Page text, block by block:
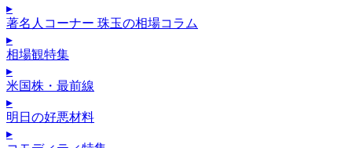
▸
著名人コーナー 珠玉の相場コラム
▸
相場観特集
▸
米国株・最前線
▸
明日の好悪材料
▸